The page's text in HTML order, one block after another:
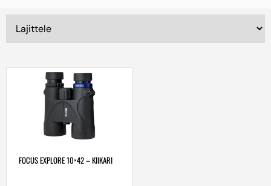
FOCUS EXPLORE 10×42 – KIIKARI